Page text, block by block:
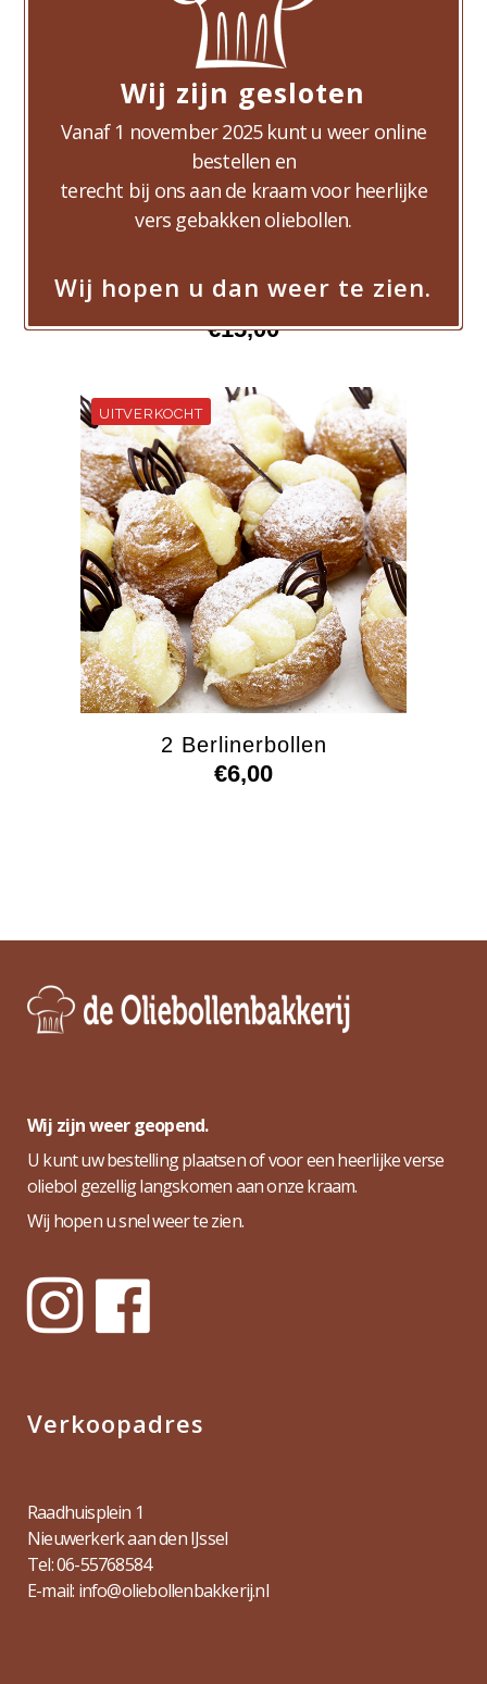
10 Oliebollen
€15,00
2 Berlinerbollen
€6,00
Wij zijn weer geopend.
U kunt uw bestelling plaatsen of voor een heerlijke verse
oliebol gezellig langskomen aan onze kraam.
Wij hopen u snel weer te zien.
Verkoopadres
Raadhuisplein 1
Nieuwerkerk aan den IJssel
Tel: 06-55768584
E-mail: info@oliebollenbakkerij.nl
Wij zijn gesloten
Vanaf 1 november 2025 kunt u weer online
bestellen en
terecht bij ons aan de kraam voor heerlijke
vers gebakken oliebollen.
Wij hopen u dan weer te zien.